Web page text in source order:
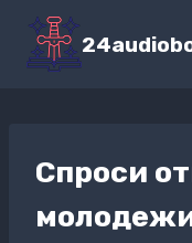
Перейти
содержимому
Спроси